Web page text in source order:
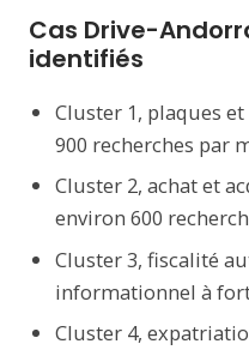
Cas Drive-
identifiés
Cluster 1, plaques
900 recherches par
Cluster 2, achat et
environ 600
Cluster 3, fiscalité
informationnel à
Cluster 4,